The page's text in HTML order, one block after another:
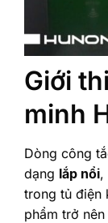
Giới
minh
Dòng công
dạng lắp nổi,
trong tủ điện
phẩm trở